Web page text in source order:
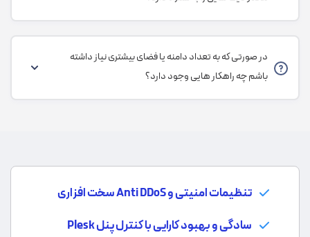
در صورتی که به تعداد دامنه یا فضای بیشتری نیاز داشته
باشم چه راهکار هایی وجود دارد؟
تنظیمات امنیتی و Anti DDoS سخت افزاری
سادگی و بهبود کارایی با کنترل پنل Plesk